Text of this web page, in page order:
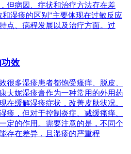
但病因、症状和治疗方法存在差
湿疹的区别”主要体现在过敏反应
点、病程发展以及治疗方面。过
效
很多湿疹患者都饱受瘙痒、脱皮、
夫妮湿疹膏作为一种常用的外用药
在缓解湿疹症状，改善皮肤状况。
疹，但对于控制炎症、减缓瘙痒、
定的作用。需要注意的是，不同个
存在差异，且湿疹的严重程